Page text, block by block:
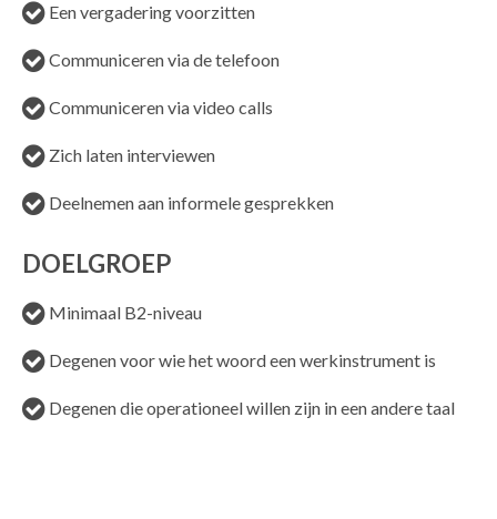
Een vergadering voorzitten
Communiceren via de telefoon
Communiceren via video calls
Zich laten interviewen
Deelnemen aan informele gesprekken
DOELGROEP
Minimaal B2-niveau
Degenen voor wie het woord een werkinstrument is
Degenen die operationeel willen zijn in een andere taal